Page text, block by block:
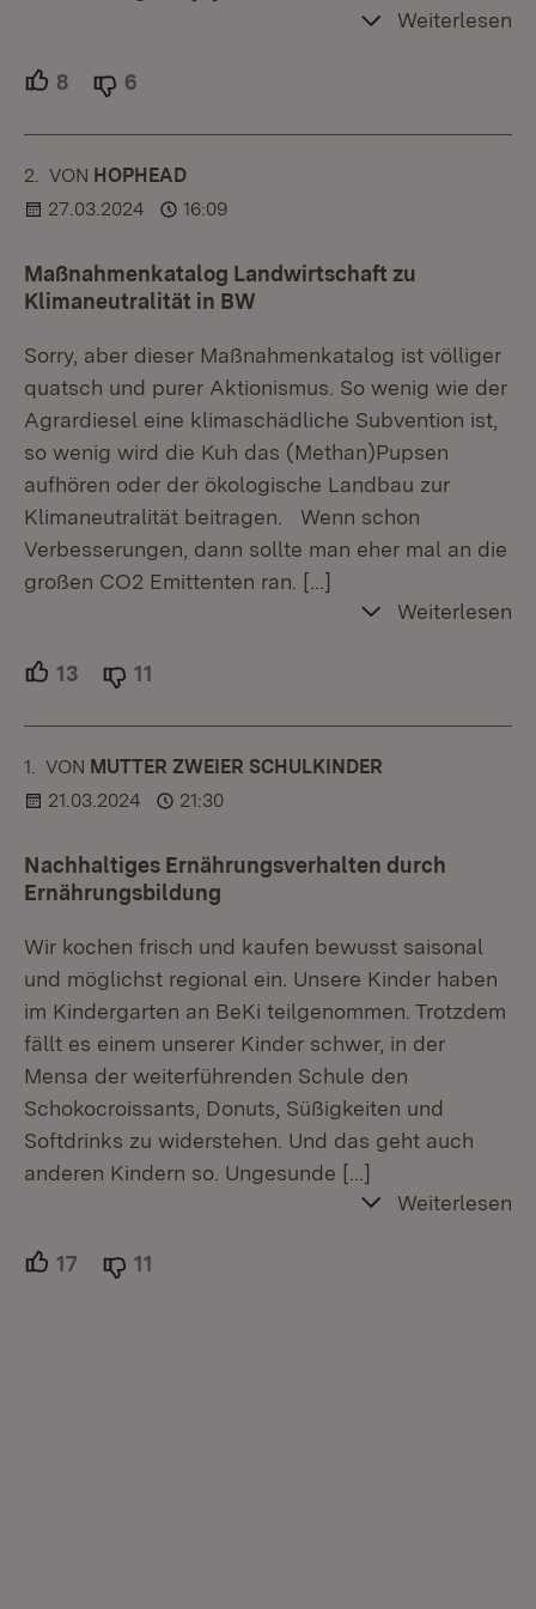
Weiterlesen
8 Unterstützer.
6
2. KOMMENTAR
VON :HOPHEAD
27.03.2024
16:09
Maßnahmenkatalog Landwirtschaft zu
Klimaneutralität in BW
Sorry, aber dieser Maßnahmenkatalog ist völliger
quatsch und purer Aktionismus. So wenig wie der
Agrardiesel eine klimaschädliche Subvention ist,
so wenig wird die Kuh das (Methan)Pupsen
aufhören oder der ökologische Landbau zur
Klimaneutralität beitragen. Wenn schon
Verbesserungen, dann sollte man eher mal an die
großen CO2 Emittenten ran.
[…]
Weiterlesen
13 Unterstützer.
11
1. KOMMENTAR
VON :MUTTER ZWEIER SCHULKINDER
21.03.2024
21:30
Nachhaltiges Ernährungsverhalten durch
Ernährungsbildung
Wir kochen frisch und kaufen bewusst saisonal
und möglichst regional ein. Unsere Kinder haben
im Kindergarten an BeKi teilgenommen. Trotzdem
fällt es einem unserer Kinder schwer, in der
Mensa der weiterführenden Schule den
Schokocroissants, Donuts, Süßigkeiten und
Softdrinks zu widerstehen. Und das geht auch
anderen Kindern so. Ungesunde […]
Weiterlesen
17 Unterstützer.
11